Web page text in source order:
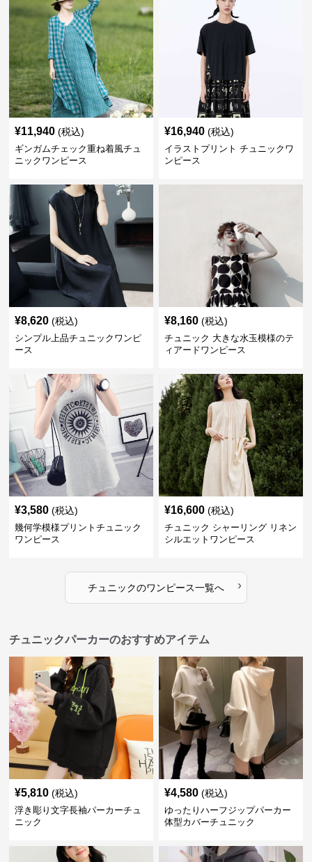
¥11,940 (税込)
ギンガムチェック重ね着風チュ
ニックワンピース
¥16,940 (税込)
イラストプリント チュニックワ
ンピース
¥8,620 (税込)
シンプル上品チュニックワンピ
ース
¥8,160 (税込)
チュニック 大きな水玉模様のテ
ィアードワンピース
¥3,580 (税込)
幾何学模様プリントチュニック
ワンピース
¥16,600 (税込)
チュニック シャーリング リネン
シルエットワンピース
チュニックのワンピース一覧へ ›
チュニックパーカーのおすすめアイテム
¥5,810 (税込)
浮き彫り文字長袖パーカーチュ
ニック
¥4,580 (税込)
ゆったりハーフジップパーカー
体型カバーチュニック